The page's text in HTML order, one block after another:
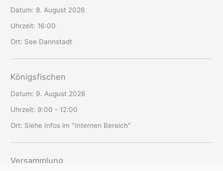
Datum: 8. August 2026
Uhrzeit: 16:00
Ort: See Dannstadt
Königsfischen
Datum: 9. August 2026
Uhrzeit: 9:00 - 12:00
Ort: Siehe Infos im "Internen Bereich"
Versammlung